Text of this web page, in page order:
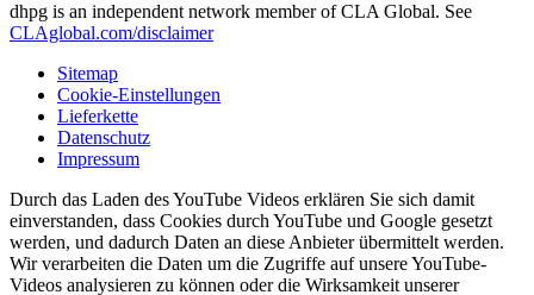
dhpg is an independent network member of CLA Global. See
CLAglobal.com/disclaimer
Sitemap
Cookie-Einstellungen
Lieferkette
Datenschutz
Impressum
Durch das Laden des YouTube Videos erklären Sie sich damit
einverstanden, dass Cookies durch YouTube und Google gesetzt
werden, und dadurch Daten an diese Anbieter übermittelt werden.
Wir verarbeiten die Daten um die Zugriffe auf unsere YouTube-
Videos analysieren zu können oder die Wirksamkeit unserer